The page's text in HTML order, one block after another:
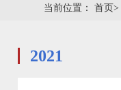
当前位置： 首页>
2021